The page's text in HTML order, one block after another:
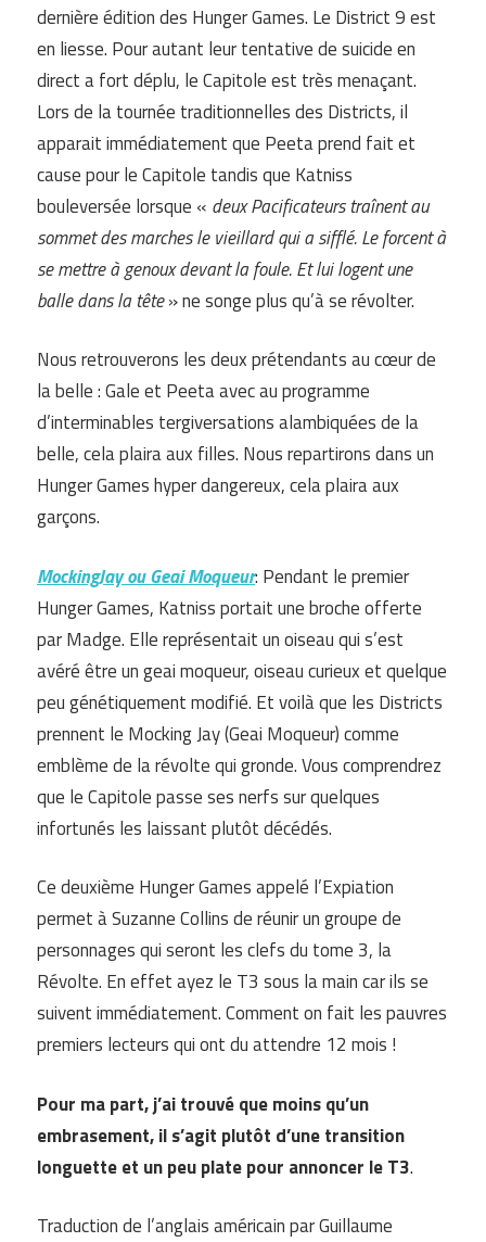
dernière édition des Hunger Games. Le District 9 est
en liesse. Pour autant leur tentative de suicide en
direct a fort déplu, le Capitole est très menaçant.
Lors de la tournée traditionnelles des Districts, il
apparait immédiatement que Peeta prend fait et
cause pour le Capitole tandis que Katniss
bouleversée lorsque « deux Pacificateurs traînent au
sommet des marches le vieillard qui a sifflé. Le forcent à
se mettre à genoux devant la foule. Et lui logent une
balle dans la tête» ne songe plus qu’à se révolter.
Nous retrouverons les deux prétendants au cœur de
la belle : Gale et Peeta avec au programme
d’interminables tergiversations alambiquées de la
belle, cela plaira aux filles. Nous repartirons dans un
Hunger Games hyper dangereux, cela plaira aux
garçons.
MockingJay ou Geai Moqueur: Pendant le premier
Hunger Games, Katniss portait une broche offerte
par Madge. Elle représentait un oiseau qui s’est
avéré être un geai moqueur, oiseau curieux et quelque
peu génétiquement modifié. Et voilà que les Districts
prennent le Mocking Jay (Geai Moqueur) comme
emblème de la révolte qui gronde. Vous comprendrez
que le Capitole passe ses nerfs sur quelques
infortunés les laissant plutôt décédés.
Ce deuxième Hunger Games appelé l’Expiation
permet à Suzanne Collins de réunir un groupe de
personnages qui seront les clefs du tome 3, la
Révolte. En effet ayez le T3 sous la main car ils se
suivent immédiatement. Comment on fait les pauvres
premiers lecteurs qui ont du attendre 12 mois !
Pour ma part, j’ai trouvé que moins qu’un
embrasement, il s’agit plutôt d’une transition
longuette et un peu plate pour annoncer le T3.
Traduction de l’anglais américain par Guillaume